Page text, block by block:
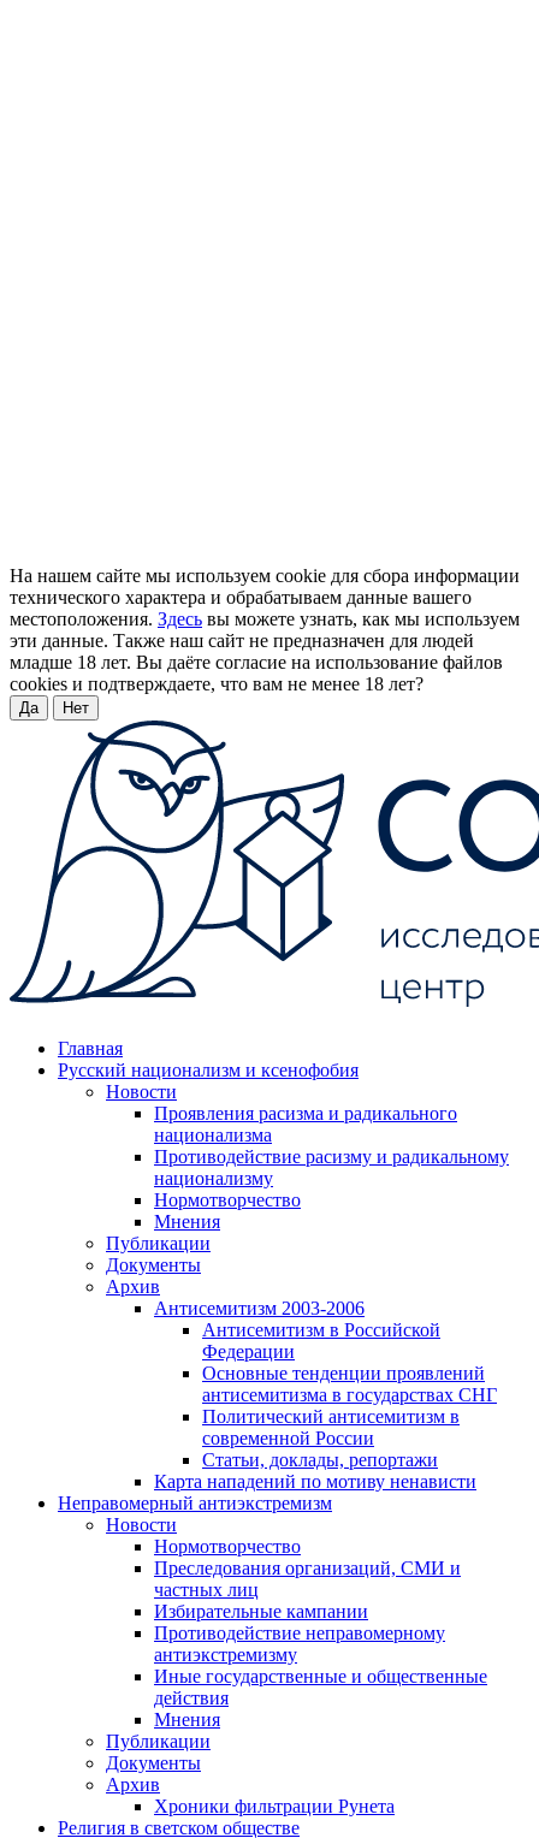
На нашем сайте мы используем cookie для сбора информации
технического характера и обрабатываем данные вашего
местоположения. Здесь вы можете узнать, как мы используем
эти данные. Также наш сайт не предназначен для людей
младше 18 лет. Вы даёте согласие на использование файлов
cookies и подтверждаете, что вам не менее 18 лет?
Да Нет
Главная
Русский национализм и ксенофобия
Новости
Проявления расизма и радикального
национализма
Противодействие расизму и радикальному
национализму
Нормотворчество
Мнения
Публикации
Документы
Архив
Антисемитизм 2003-2006
Антисемитизм в Российской
Федерации
Основные тенденции проявлений
антисемитизма в государствах СНГ
Политический антисемитизм в
современной России
Статьи, доклады, репортажи
Карта нападений по мотиву ненависти
Неправомерный антиэкстремизм
Новости
Нормотворчество
Преследования организаций, СМИ и
частных лиц
Избирательные кампании
Противодействие неправомерному
антиэкстремизму
Иные государственные и общественные
действия
Мнения
Публикации
Документы
Архив
Хроники фильтрации Рунета
Религия в светском обществе